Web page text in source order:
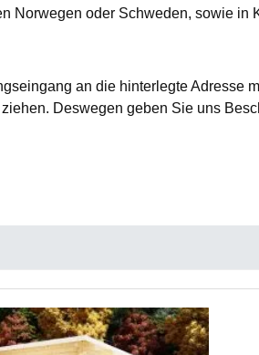
Norwegen oder Schweden, sowie in
an die hinterlegte Adresse
Deswegen geben Sie uns